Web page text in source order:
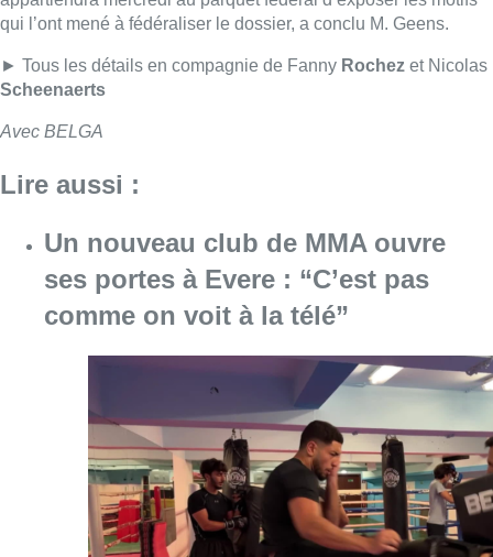
comme on voit à la télé”
08 août 2026Consulter l'article "Un nouveau club de
Au Moeraske, Bart Hanssens
recense des insectes de plus en